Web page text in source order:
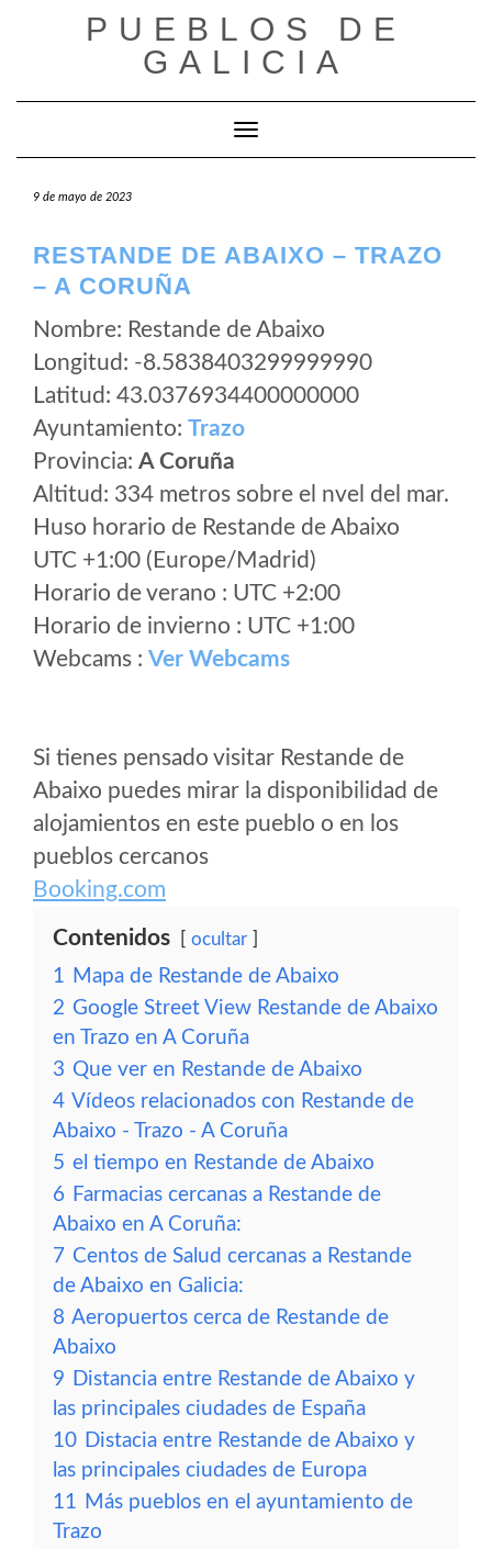
PUEBLOS DE
GALICIA
Cambiar modo de navegación
9 de mayo de 2023
RESTANDE DE ABAIXO – TRAZO
– A CORUÑA
Nombre: Restande de Abaixo
Longitud: -8.5838403299999990
Latitud: 43.0376934400000000
Ayuntamiento: Trazo
Provincia: A Coruña
Altitud: 334 metros sobre el nvel del mar.
Huso horario de Restande de Abaixo
UTC +1:00 (Europe/Madrid)
Horario de verano : UTC +2:00
Horario de invierno : UTC +1:00
Webcams : Ver Webcams
Si tienes pensado visitar Restande de
Abaixo puedes mirar la disponibilidad de
alojamientos en este pueblo o en los
pueblos cercanos
Booking.com
Contenidos ocultar
1 Mapa de Restande de Abaixo
2 Google Street View Restande de Abaixo
en Trazo en A Coruña
3 Que ver en Restande de Abaixo
4 Vídeos relacionados con Restande de
Abaixo - Trazo - A Coruña
5 el tiempo en Restande de Abaixo
6 Farmacias cercanas a Restande de
Abaixo en A Coruña:
7 Centos de Salud cercanas a Restande
de Abaixo en Galicia:
8 Aeropuertos cerca de Restande de
Abaixo
9 Distancia entre Restande de Abaixo y
las principales ciudades de España
10 Distacia entre Restande de Abaixo y
las principales ciudades de Europa
11 Más pueblos en el ayuntamiento de
Trazo